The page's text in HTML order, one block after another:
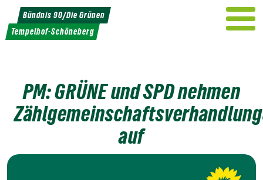
Weiter
zum
Inhalt
Bündnis 90/Die Grünen
Tempelhof-Schöneberg
PM: GRÜNE und SPD nehmen
auf